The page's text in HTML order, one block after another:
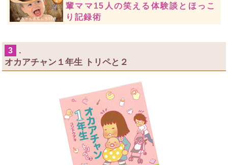
輩ママ15人の笑える体験談とほっこ
り記録術
3
.
オカアチャン１年生 トリペと２